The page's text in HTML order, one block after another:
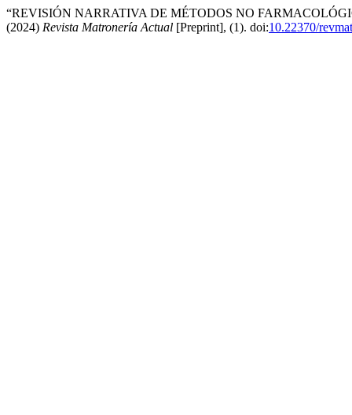
“REVISIÓN NARRATIVA DE MÉTODOS NO
(2024) Revista Matronería Actual [Preprint], (1). doi:10.22370/